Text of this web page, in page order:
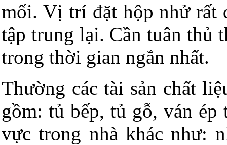
mối. Vị trí đặt hộp nhử rất
tập trung lại. Cần tuân thủ
trong thời gian ngắn nhất.
Thường các tài sản chất
gồm: tủ bếp, tủ gỗ, ván
vực trong nhà khác như: